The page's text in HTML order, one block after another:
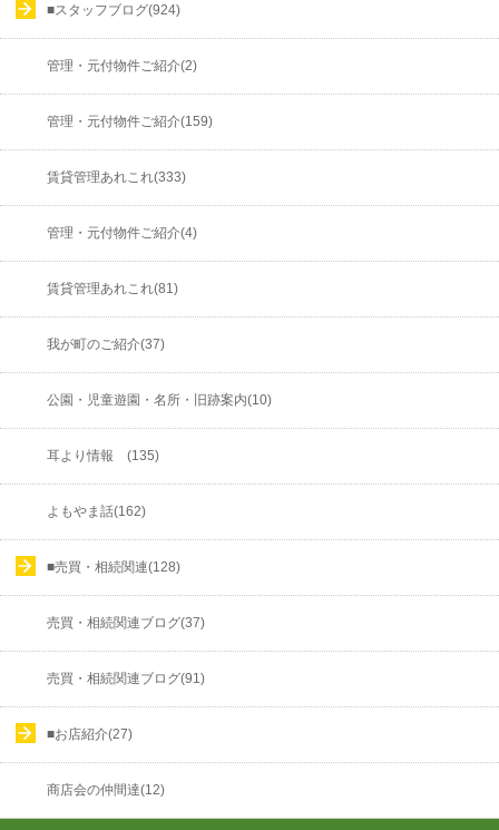
■スタッフブログ(924)
管理・元付物件ご紹介(2)
管理・元付物件ご紹介(159)
賃貸管理あれこれ(333)
管理・元付物件ご紹介(4)
賃貸管理あれこれ(81)
我が町のご紹介(37)
公園・児童遊園・名所・旧跡案内(10)
耳より情報 (135)
よもやま話(162)
■売買・相続関連(128)
売買・相続関連ブログ(37)
売買・相続関連ブログ(91)
■お店紹介(27)
商店会の仲間達(12)